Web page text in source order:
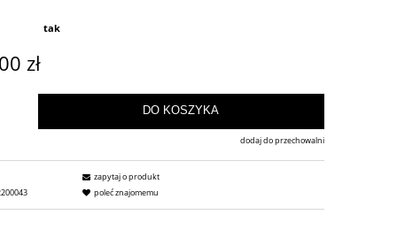
tak
zł
DO KOSZYKA
dodaj do przechowalni
zapytaj o produkt
poleć znajomemu